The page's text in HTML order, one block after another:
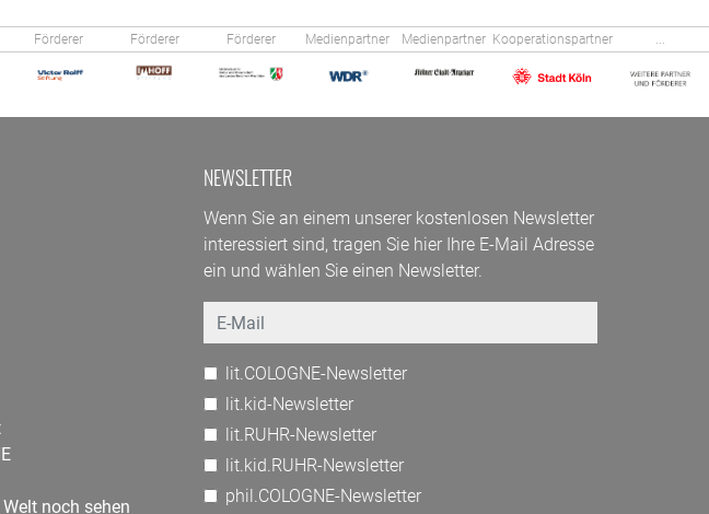
Förderer Förderer Förderer Medienpartner Medienpartner Kooperationspartner ...
noch sehen
NEWSLETTER
Wenn Sie an einem unserer kostenlosen Newsletter
interessiert sind, tragen Sie hier Ihre E-Mail Adresse
ein und wählen Sie einen Newsletter.
Email
lit.COLOGNE-Newsletter
lit.kid-Newsletter
lit.RUHR-Newsletter
lit.kid.RUHR-Newsletter
phil.COLOGNE-Newsletter